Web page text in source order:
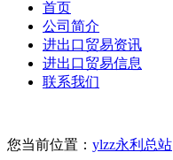
首页
公司简介
进出口贸易资讯
进出口贸易信息
联系我们
您当前位置： ylzz永利总站